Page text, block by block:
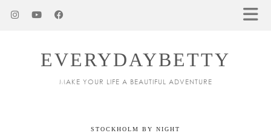
EVERYDAYBETTY
MAKE YOUR LIFE A BEAUTIFUL ADVENTURE
STOCKHOLM BY NIGHT